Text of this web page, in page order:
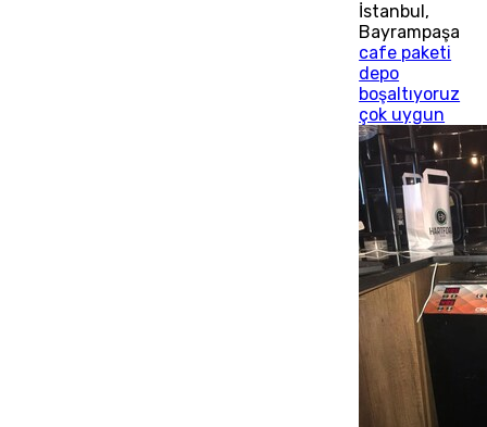
İstanbul ,
Bayrampaşa
cafe paketi
depo
boşaltıyoruz
çok uygun